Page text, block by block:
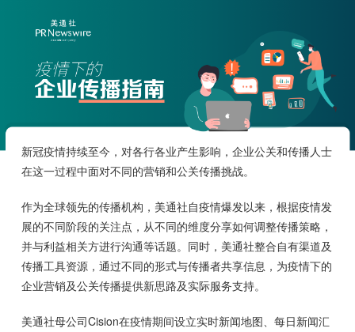
新冠疫情持续至今，对各行各业产生影响，企业公关和传播人士
在这一过程中面对不同的营销和公关传播挑战。
作为全球领先的传播机构，美通社自疫情爆发以来，根据疫情发
展的不同阶段的关注点，从不同的维度分享如何调整传播策略，
并与利益相关方进行沟通等话题。同时，美通社整合自有渠道及
传播工具资源，通过不同的形式与传播者共享信息，为疫情下的
企业营销及公关传播提供新思路及实际服务支持。
美通社母公司Cision在疫情期间设立实时新闻地图、每日新闻汇